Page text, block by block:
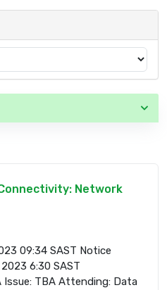
Network
09:34 SAST Notice
6:30 SAST
Issue: TBA Attending: Data